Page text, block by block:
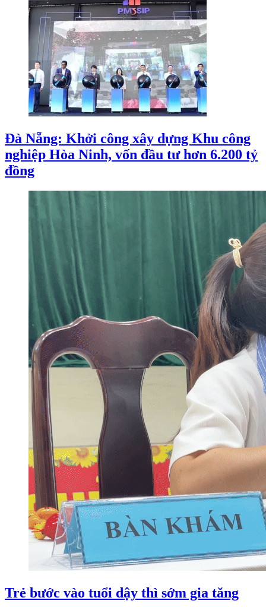
Đà Nẵng: Khởi công xây dựng Khu công
nghiệp Hòa Ninh, vốn đầu tư hơn 6.200 tỷ
đồng
Trẻ bước vào tuổi dậy thì sớm gia tăng